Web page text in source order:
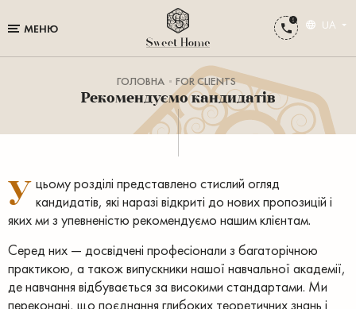
МЕНЮ UA
ГОЛОВНА FOR CLIENTS
Рекомендуємо кандидатів
У цьому розділі представлено стислий огляд
кандидатів, які наразі відкриті до нових пропозицій і
яких ми з упевненістю рекомендуємо нашим клієнтам.
Серед них — досвідчені професіонали з багаторічною
практикою, а також випускники нашої навчальної академії,
де навчання відбувається за високими стандартами. Ми
переконані, що поєднання глибоких теоретичних знань і